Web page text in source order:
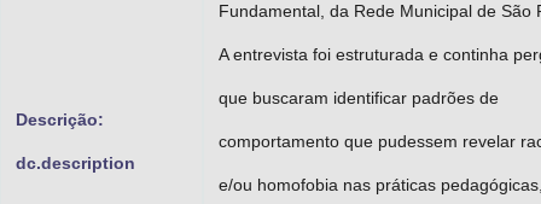
Descrição:
dc.description
Fundamental, da Rede Municipal de São
A entrevista foi estruturada e continha
que buscaram identificar padrões de
comportamento que pudessem revelar
e/ou homofobia nas práticas